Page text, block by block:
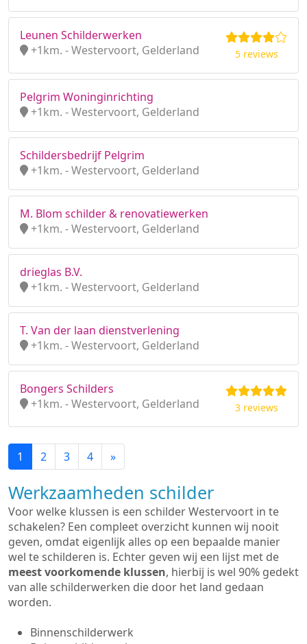
Leunen Schilderwerken
+1km. - Westervoort, Gelderland
5 reviews
Pelgrim Woninginrichting
+1km. - Westervoort, Gelderland
Schildersbedrijf Pelgrim
+1km. - Westervoort, Gelderland
M. Blom schilder & renovatiewerken
+1km. - Westervoort, Gelderland
drieglas B.V.
+1km. - Westervoort, Gelderland
T. Van der laan dienstverlening
+1km. - Westervoort, Gelderland
Bongers Schilders
+1km. - Westervoort, Gelderland
3 reviews
1 2 3 4 »
Werkzaamheden schilder
Voor welke klussen is een schilder Westervoort in te
schakelen? Een compleet overzicht kunnen wij nooit
geven, omdat eigenlijk alles op een bepaalde manier
wel te schilderen is. Echter geven wij een lijst met de
meest voorkomende klussen, hierbij is wel 90% gedekt
van alle schilderwerken die door het land gedaan
worden.
Binnenschilderwerk